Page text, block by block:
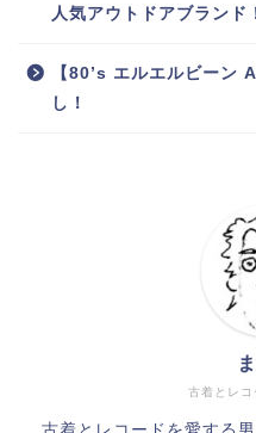
人気アウトドアブランド
【80’s エルエルビーン
し！
古着とレコ